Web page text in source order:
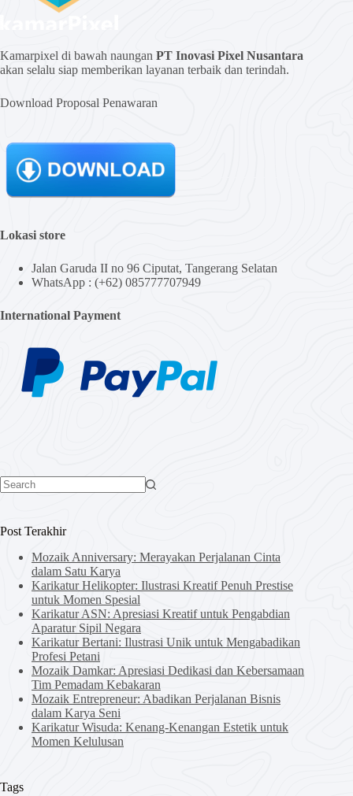
Kamarpixel di bawah naungan PT Inovasi Pixel Nusantara
akan selalu siap memberikan layanan terbaik dan terindah.
Download Proposal Penawaran
Lokasi store
Jalan Garuda II no 96 Ciputat, Tangerang Selatan
WhatsApp : (+62) 085777707949
International Payment
Post Terakhir
Mozaik Anniversary: Merayakan Perjalanan Cinta
dalam Satu Karya
Karikatur Helikopter: Ilustrasi Kreatif Penuh Prestise
untuk Momen Spesial
Karikatur ASN: Apresiasi Kreatif untuk Pengabdian
Aparatur Sipil Negara
Karikatur Bertani: Ilustrasi Unik untuk Mengabadikan
Profesi Petani
Mozaik Damkar: Apresiasi Dedikasi dan Kebersamaan
Tim Pemadam Kebakaran
Mozaik Entrepreneur: Abadikan Perjalanan Bisnis
dalam Karya Seni
Karikatur Wisuda: Kenang-Kenangan Estetik untuk
Momen Kelulusan
Tags